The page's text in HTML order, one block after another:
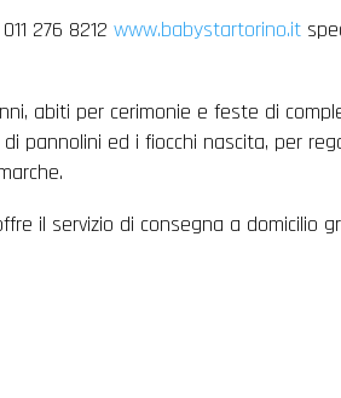
276 8212www.babystartorino.it
abiti per cerimonie e feste di
pannolini ed i fiocchi nascita, per
il servizio di consegna a domicilio